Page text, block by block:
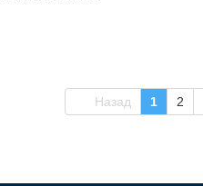
Назад 1 2